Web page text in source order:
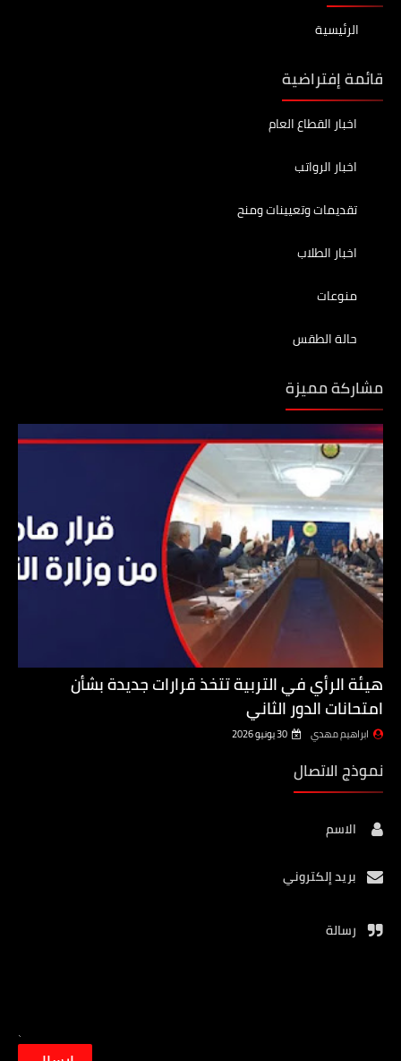
الرئيسية
قائمة إفتراضية
اخبار القطاع العام
اخبار الرواتب
تقديمات وتعيينات ومنح
اخبار الطلاب
منوعات
حالة الطقس
مشاركة مميزة
هيئة الرأي في التربية تتخذ قرارات جديدة بشأن
امتحانات الدور الثاني
ابراهيم مهدي 30 يونيو 2026
نموذج الاتصال
الاسم
بريد إلكتروني
رسالة